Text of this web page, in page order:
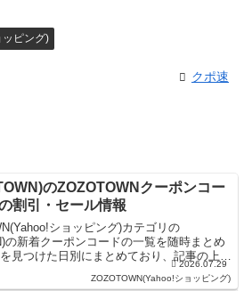
ッピング)
クポ速
のZOZOTOWNクーポンコー
割引・セール情報
ショッピング)カテゴリの
の新着クーポンコードの一覧を随時まとめ
見つけた日別にまとめており、記事の上に
2026.07.29
ZOZOTOWN(Yahoo!ショッピング)